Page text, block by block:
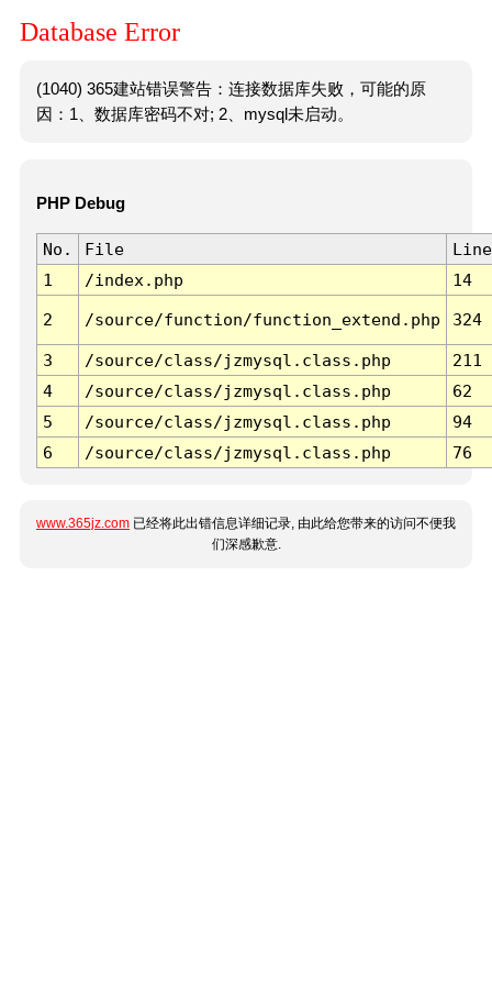
Database Error
(1040) 365建站错误警告：连接数据库失败，可能的原
因：1、数据库密码不对; 2、mysql未启动。
PHP Debug
No. File
Line
1
/index.php 14
2 /source/function/function_extend.php 324
3 /source/class/jzmysql.class.php
211
4
/source/class/jzmysql.class.php
62
5
/source/class/jzmysql.class.php
94
6
/source/class/jzmysql.class.php 76
www.365jz.com 已经将此出错信息详细记录, 由此给您带来的访问不便我
们深感歉意.